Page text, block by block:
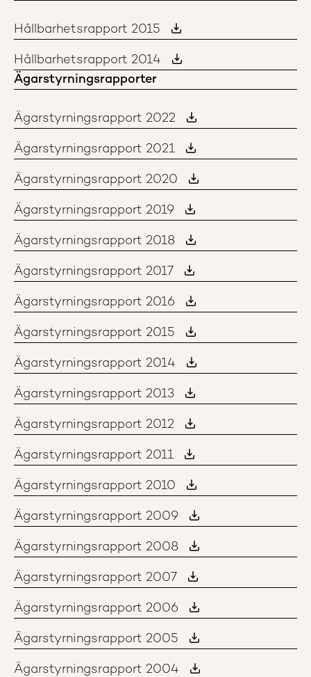
Hållbarhetsrapport 2015
Hållbarhetsrapport 2014
Ägarstyrningsrapporter
Ägarstyrningsrapport 2022
Ägarstyrningsrapport 2021
Ägarstyrningsrapport 2020
Ägarstyrningsrapport 2019
Ägarstyrningsrapport 2018
Ägarstyrningsrapport 2017
Ägarstyrningsrapport 2016
Ägarstyrningsrapport 2015
Ägarstyrningsrapport 2014
Ägarstyrningsrapport 2013
Ägarstyrningsrapport 2012
Ägarstyrningsrapport 2011
Ägarstyrningsrapport 2010
Ägarstyrningsrapport 2009
Ägarstyrningsrapport 2008
Ägarstyrningsrapport 2007
Ägarstyrningsrapport 2006
Ägarstyrningsrapport 2005
Ägarstyrningsrapport 2004